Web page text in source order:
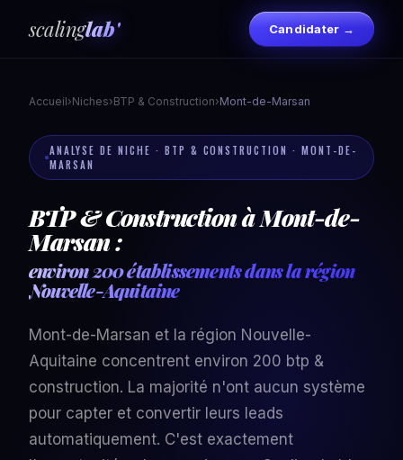
scalinglab' Candidater →
Accueil›Niches›BTP & Construction›Mont-de-Marsan
ANALYSE DE NICHE · BTP & CONSTRUCTION · MONT-DE-
MARSAN
BTP & Construction à Mont-de-
Marsan :
environ 200 établissements dans la région
Nouvelle-Aquitaine
Mont-de-Marsan et la région Nouvelle-
Aquitaine concentrent environ 200 btp &
construction. La majorité n'ont aucun système
pour capter et convertir leurs leads
automatiquement. C'est exactement